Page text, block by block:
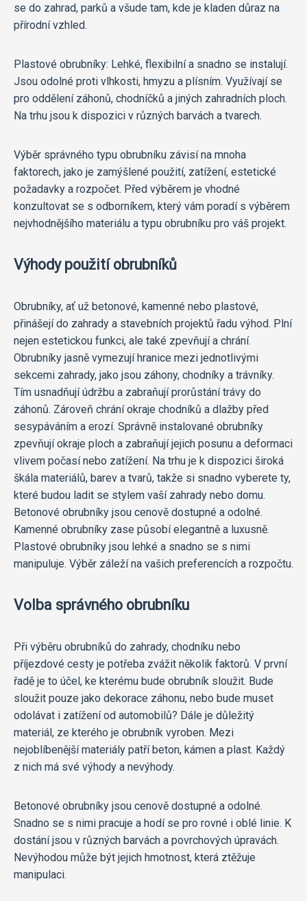
se do zahrad, parků a všude tam, kde je kladen důraz na
přírodní vzhled.
Plastové obrubníky: Lehké, flexibilní a snadno se instalují.
Jsou odolné proti vlhkosti, hmyzu a plísním. Využívají se
pro oddělení záhonů, chodníčků a jiných zahradních ploch.
Na trhu jsou k dispozici v různých barvách a tvarech.
Výběr správného typu obrubníku závisí na mnoha
faktorech, jako je zamýšlené použití, zatížení, estetické
požadavky a rozpočet. Před výběrem je vhodné
konzultovat se s odborníkem, který vám poradí s výběrem
nejvhodnějšího materiálu a typu obrubníku pro váš projekt.
Výhody použití obrubníků
Obrubníky, ať už betonové, kamenné nebo plastové,
přinášejí do zahrady a stavebních projektů řadu výhod. Plní
nejen estetickou funkci, ale také zpevňují a chrání.
Obrubníky jasně vymezují hranice mezi jednotlivými
sekcemi zahrady, jako jsou záhony, chodníky a trávníky.
Tím usnadňují údržbu a zabraňují prorůstání trávy do
záhonů. Zároveň chrání okraje chodníků a dlažby před
sesypáváním a erozí. Správně instalované obrubníky
zpevňují okraje ploch a zabraňují jejich posunu a deformaci
vlivem počasí nebo zatížení. Na trhu je k dispozici široká
škála materiálů, barev a tvarů, takže si snadno vyberete ty,
které budou ladit se stylem vaší zahrady nebo domu.
Betonové obrubníky jsou cenově dostupné a odolné.
Kamenné obrubníky zase působí elegantně a luxusně.
Plastové obrubníky jsou lehké a snadno se s nimi
manipuluje. Výběr záleží na vašich preferencích a rozpočtu.
Volba správného obrubníku
Při výběru obrubníků do zahrady, chodníku nebo
příjezdové cesty je potřeba zvážit několik faktorů. V první
řadě je to účel, ke kterému bude obrubník sloužit. Bude
sloužit pouze jako dekorace záhonu, nebo bude muset
odolávat i zatížení od automobilů? Dále je důležitý
materiál, ze kterého je obrubník vyroben. Mezi
nejoblíbenější materiály patří beton, kámen a plast. Každý
z nich má své výhody a nevýhody.
Betonové obrubníky jsou cenově dostupné a odolné.
Snadno se s nimi pracuje a hodí se pro rovné i oblé linie. K
dostání jsou v různých barvách a povrchových úpravách.
Nevýhodou může být jejich hmotnost, která ztěžuje
manipulaci.